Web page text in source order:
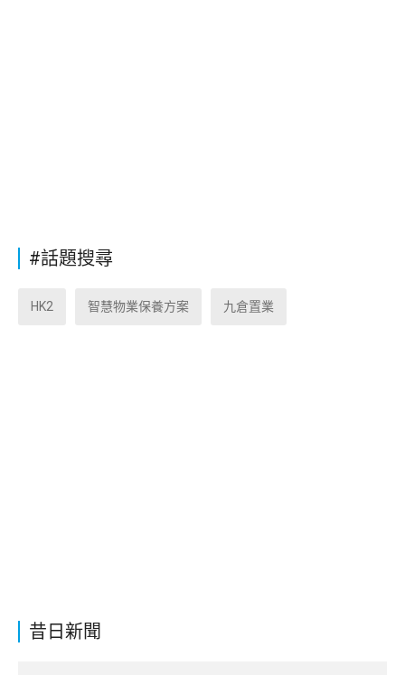
昔日新聞
#話題搜尋
HK2 智慧物業保養方案 九倉置業